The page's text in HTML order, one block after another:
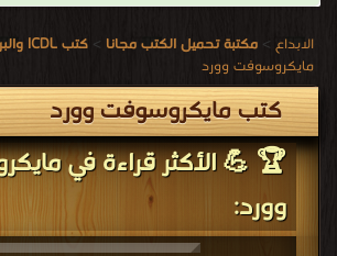
الابداع > مكتبة تحميل الكتب مجانا > كتب ICDL والبرامج المكتبية
مايكروسوفت وورد
كتب مايكروسوفت وورد
🏆 💪 الأكثر قراءة في
وورد: